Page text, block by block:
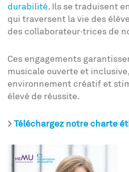
durabilité. Ils se traduisent
qui traversent la vie des
des collaborateur·trices de
Ces engagements
musicale ouverte et
environnement créatif et
élevé de réussite.
>Téléchargez notre charte